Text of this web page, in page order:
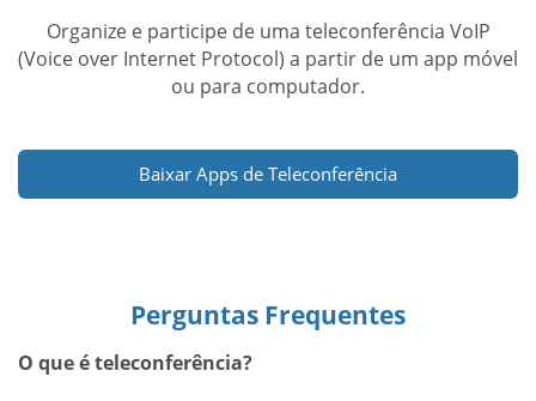
Organize e participe de uma teleconferência VoIP
(Voice over Internet Protocol) a partir de um app móvel
ou para computador.
Baixar Apps de Teleconferência
Perguntas Frequentes
O que é teleconferência?